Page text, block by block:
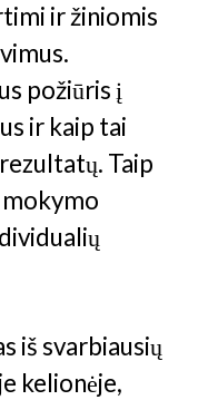
ir žiniomis
požiūris į
ir kaip tai
Taip
iš svarbiausių
kelionėje,